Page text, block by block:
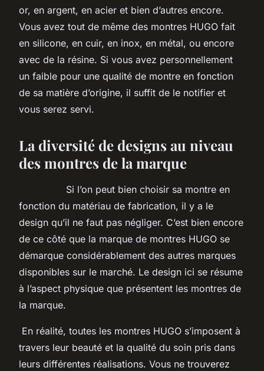
or, en argent, en acier et bien d’autres encore.
Vous avez tout de même des montres HUGO fait
en silicone, en cuir, en inox, en métal, ou encore
avec de la résine. Si vous avez personnellement
un faible pour une qualité de montre en fonction
de sa matière d’origine, il suffit de le notifier et
vous serez servi.
La diversité de designs au niveau
des montres de la marque
Si l’on peut bien choisir sa montre en
fonction du matériau de fabrication, il y a le
design qu’il ne faut pas négliger. C’est bien encore
de ce côté que la marque de montres HUGO se
démarque considérablement des autres marques
disponibles sur le marché. Le design ici se résume
à l’aspect physique que présentent les montres de
la marque.
En réalité, toutes les montres HUGO s’imposent à
travers leur beauté et la qualité du soin pris dans
leurs différentes réalisations. Vous ne trouverez